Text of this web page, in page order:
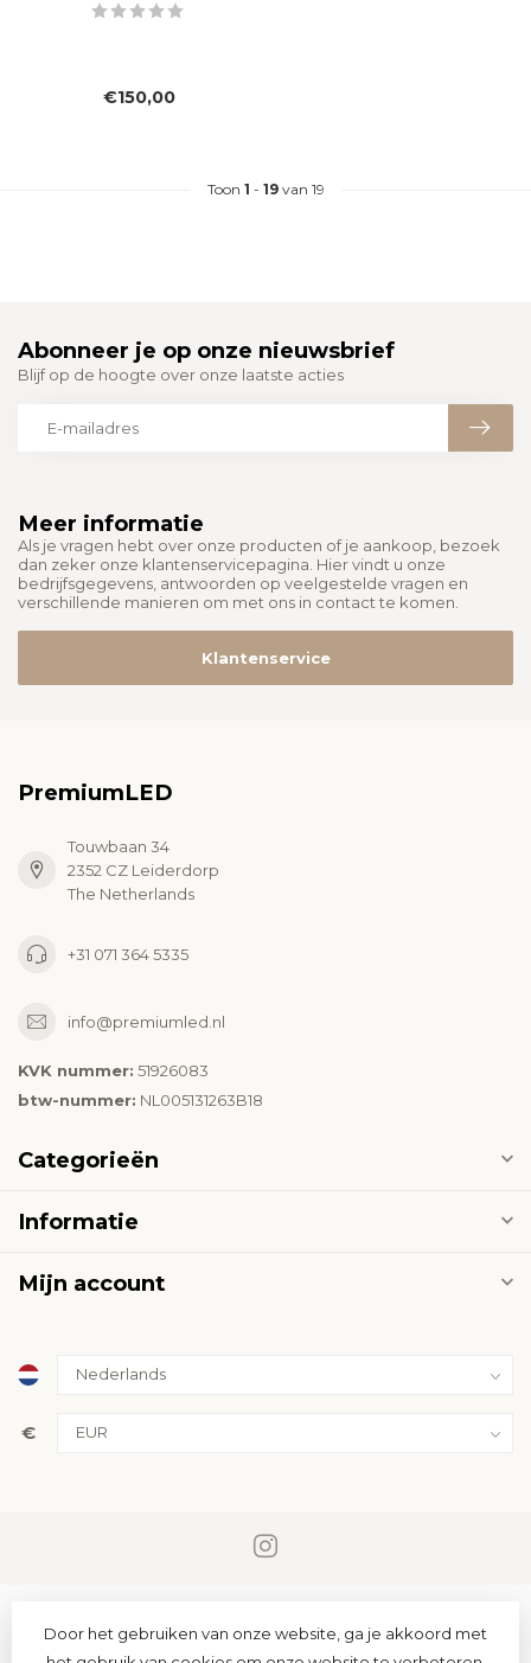
€150,00
Toon 1 - 19van 19
Meer informatie
Als je vragen hebt over onze producten of je aankoop, bezoek
dan zeker onze klantenservicepagina. Hier vindt u onze
bedrijfsgegevens, antwoorden op veelgestelde vragen en
verschillende manieren om met ons in contact te komen.
Klantenservice
Abonneer je op onze nieuwsbrief
Blijf op de hoogte over onze laatste acties
PremiumLED
Touwbaan 34
2352 CZ Leiderdorp
The Netherlands
+31 071 364 5335
info@premiumled.nl
KVK nummer: 51926083
btw-nummer: NL005131263B18
Categorieën
Informatie
Mijn account
€
Door het gebruiken van onze website, ga je akkoord met